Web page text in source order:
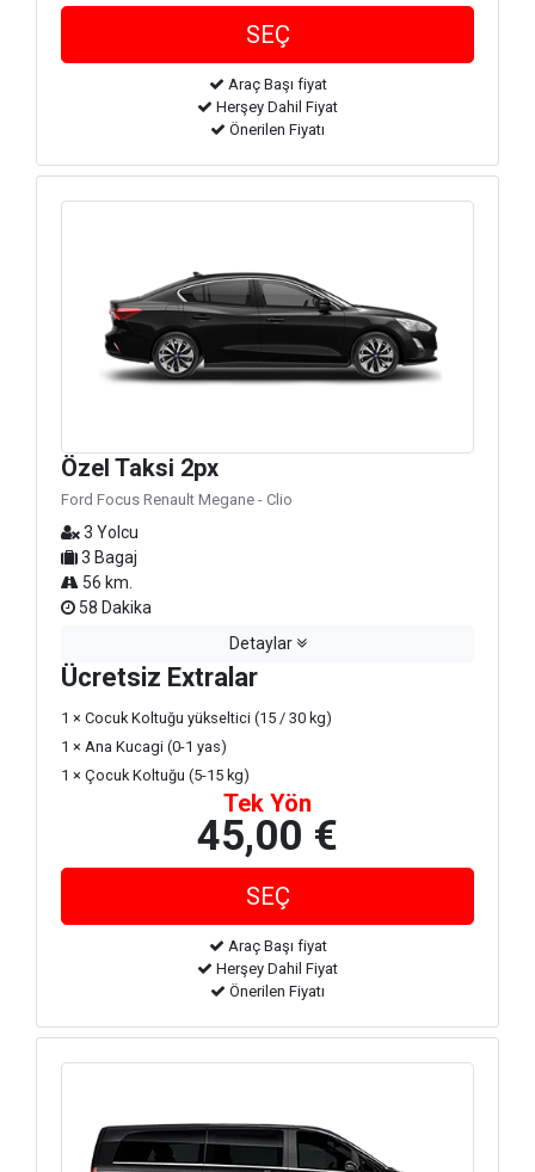
Araç Başı fiyat
Herşey Dahil Fiyat
Önerilen Fiyatı
Özel Taksi 2px
Ford Focus Renault Megane - Clio
3 Yolcu
3 Bagaj
56 km.
58 Dakika
Detaylar
Ücretsiz Extralar
1 × Cocuk Koltuğu yükseltici (15 / 30 kg)
1 × Ana Kucagi (0-1 yas)
1 × Çocuk Koltuğu (5-15 kg)
Tek Yön
45,00 €
Araç Başı fiyat
Herşey Dahil Fiyat
Önerilen Fiyatı